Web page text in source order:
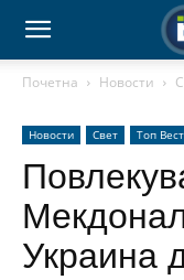
Почетна Новости
Новости Свет Топ
Украина